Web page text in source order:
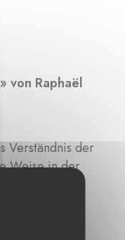
von Raphaël
Verständnis der
Weise in der
Welt zu